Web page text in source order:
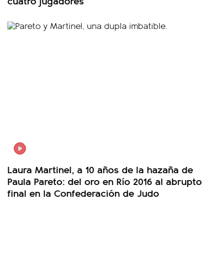
Laura Martinel, a 10 años de la hazaña de
Paula Pareto: del oro en Río 2016 al abrupto
final en la Confederación de Judo